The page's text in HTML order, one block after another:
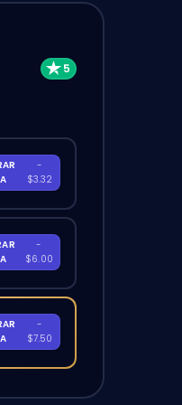
-
$3.32
-
$6.00
-
$7.50